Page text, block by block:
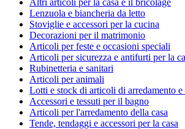
Lenzuola e biancheria da letto
Stoviglie e accessori per la cucina
Decorazioni per il matrimonio
Articoli per feste e occasioni speciali
Articoli per sicurezza e antifurti per la
Rubinetteria e sanitari
Articoli per animali
Lotti e stock di articoli di arredamento e
Accessori e tessuti per il bagno
Articoli per l'arredamento della casa
Tende, tendaggi e accessori per la casa